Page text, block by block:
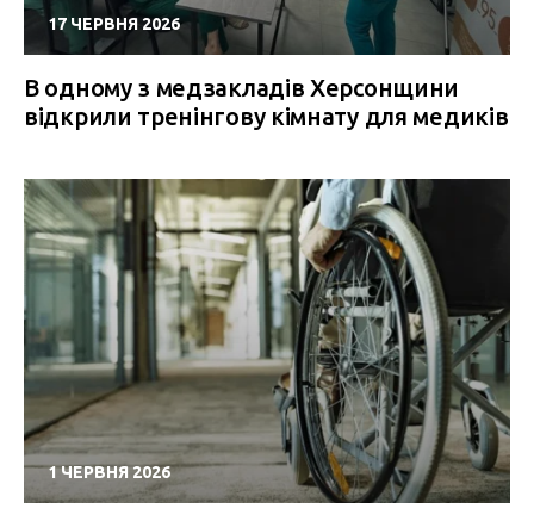
17 ЧЕРВНЯ 2026
В одному з медзакладів Херсонщини
відкрили тренінгову кімнату для медиків
1 ЧЕРВНЯ 2026